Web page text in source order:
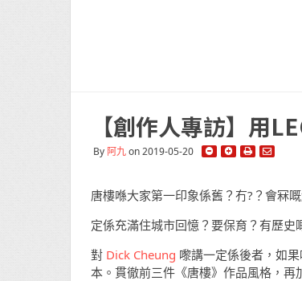
【創作人專訪】用
By 阿九on 2019-05-20
唐樓喺大家第一印象係舊？冇?？會冧
定係充滿住城市回憶？要保育？有歷史
對 Dick Cheung 嚟講一定係後者，如
本。貫徹前三件《唐樓》作品風格，